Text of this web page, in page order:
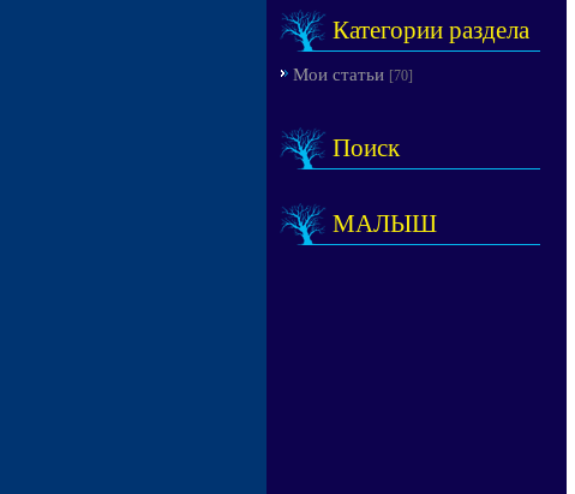
Категории раздела
Мои статьи [70]
Поиск
МАЛЫШ